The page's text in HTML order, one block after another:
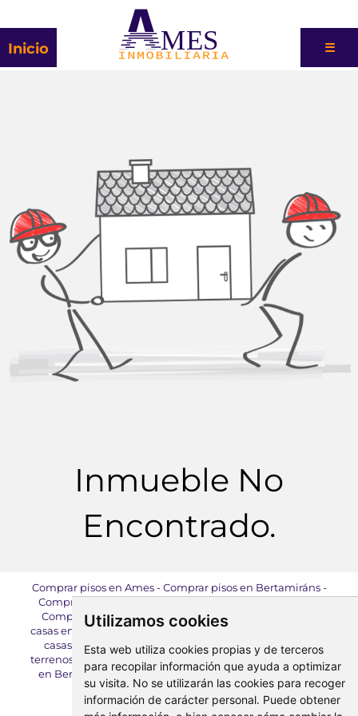
Utilizamos cookies
Esta web utiliza cookies propias y de terceros
para recopilar información que ayuda a optimizar
su visita. No se utilizarán las cookies para recoger
información de carácter personal. Puede obtener
MES
Inicio ☰
Inmueble No
Encontrado.
Comprar pisos en Ames-Comprar pisos en Bertamiráns-
Comprar pisos en Milladoiro
Comprar pisos en Santiago de Compostela
casas en Ames-Comprar casas en Bertamiráns
casas en Brión-Comprar locales en Ames-Comprar
terrenos en Ames
Alquilar pisos en Ames - Alquilar pisos
en Bertamiráns-Alquilar pisos en Milladoiro-Alquilar
pisos en Brión-Alquilar locales en Ames